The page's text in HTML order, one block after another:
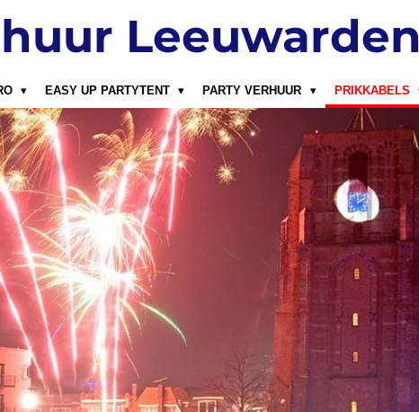
Leeuwarden
EASY UP PARTYTENT PARTY VERHUUR PRIKKABELS